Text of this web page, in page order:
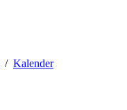
Kalender